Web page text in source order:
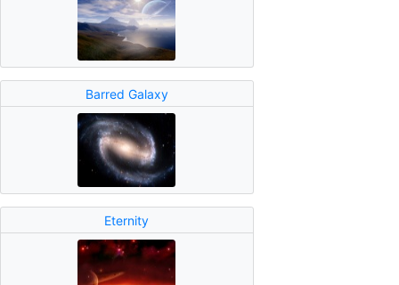
Barred Galaxy
Eternity